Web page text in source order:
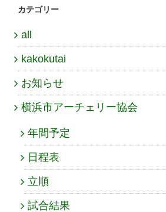
カテゴリー
all
kakokutai
お知らせ
横浜市アーチェリー協会
年間予定
日程表
立順
試合結果